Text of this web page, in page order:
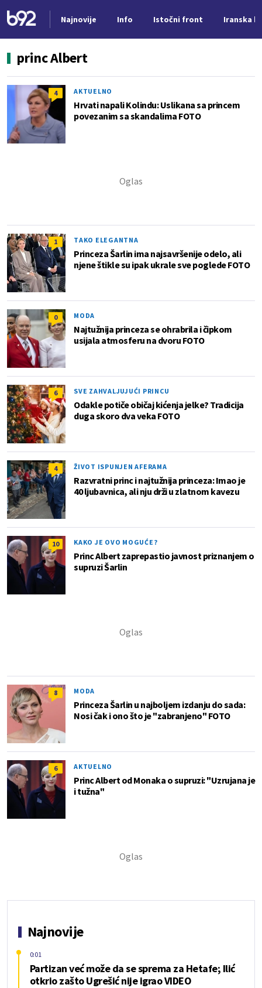
Najnovije Info Istočni front Iranska
princ Albert
4 AKTUELNO
Hrvati napali Kolindu: Uslikana sa princem
povezanim sa skandalima FOTO
1 TAKO ELEGANTNA
Princeza Šarlin ima najsavršenije odelo, ali
njene štikle su ipak ukrale sve poglede FOTO
0 MODA
Najtužnija princeza se ohrabrila i čipkom
usijala atmosferu na dvoru FOTO
6 SVE ZAHVALJUJUĆI PRINCU
Odakle potiče običaj kićenja jelke? Tradicija
duga skoro dva veka FOTO
4 ŽIVOT ISPUNJEN AFERAMA
Razvratni princ i najtužnija princeza: Imao je
40 ljubavnica, ali nju drži u zlatnom kavezu
10 KAKO JE OVO MOGUĆE?
Princ Albert zaprepastio javnost priznanjem o
supruzi Šarlin
8 MODA
Princeza Šarlin u najboljem izdanju do sada:
Nosi čak i ono što je "zabranjeno" FOTO
6 AKTUELNO
Princ Albert od Monaka o supruzi: "Uzrujana je
i tužna"
Najnovije
Partizan već može da se sprema za Hetafe; Ilić
otkrio zašto Ugrešić nije igrao VIDEO
0:01